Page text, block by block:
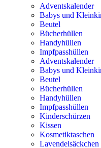
Adventskalender
Babys und
Beutel
Bücherhüllen
Handyhüllen
Impfpasshüllen
Adventskalender
Babys und
Beutel
Bücherhüllen
Handyhüllen
Impfpasshüllen
Kinderschürzen
Kissen
Kosmetiktaschen
Lavendelsäckchen